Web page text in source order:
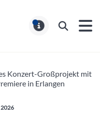
Suchen
Konzert-Großprojekt mit
in Erlangen
am: